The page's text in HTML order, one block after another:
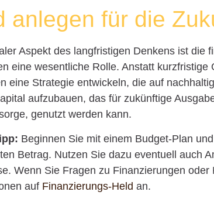
anlegen für die
Aspekt des langfristigen Denkens ist die
eine wesentliche Rolle. Anstatt kurzfristige
eine Strategie entwickeln, die auf
aufzubauen, das für zukünftige
genutzt werden kann.
Beginnen Sie mit einem Budget-Plan
Betrag. Nutzen Sie dazu eventuell auch
Wenn Sie Fragen zu Finanzierungen
auf Finanzierungs-Held an.